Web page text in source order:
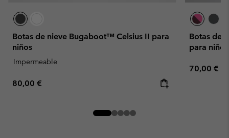
Botas de nieve Bugaboot™ Celsius II para
niños
Impermeable
Regular price:
80,00 €
Botas de
para niños
Regular
70,00 €